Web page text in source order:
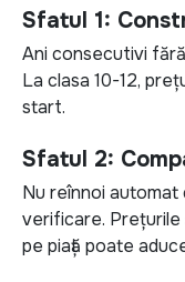
Sfatul 1:
Ani consecutivi
La clasa 10-12,
start.
Sfatul 2:
Nu reînnoi
verificare. Prețurile
pe piață poate